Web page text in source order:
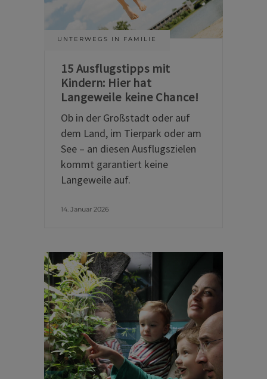
UNTERWEGS IN FAMILIE
15 Ausflugstipps mit
Kindern: Hier hat
Langeweile keine Chance!
Ob in der Großstadt oder auf
dem Land, im Tierpark oder am
See – an diesen Ausflugszielen
kommt garantiert keine
Langeweile auf.
14. Januar 2026